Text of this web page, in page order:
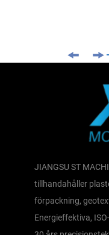
JIANGSU ST
tillhandahåller
förpackning,
Energieffektiva,